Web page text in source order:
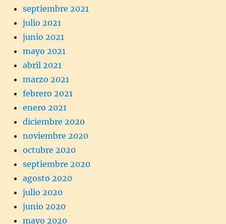
septiembre 2021
julio 2021
junio 2021
mayo 2021
abril 2021
marzo 2021
febrero 2021
enero 2021
diciembre 2020
noviembre 2020
octubre 2020
septiembre 2020
agosto 2020
julio 2020
junio 2020
mayo 2020